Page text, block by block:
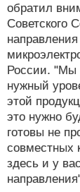
обратил
Советского
России. "Мы
нужный
этой
это нужно
готовы не
совместных
здесь и у